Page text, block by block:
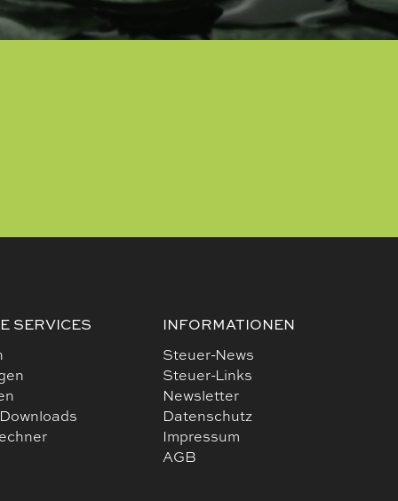
SERVICES
INFORMATIONEN
Steuer-News
Steuer-Links
Newsletter
Datenschutz
Impressum
AGB